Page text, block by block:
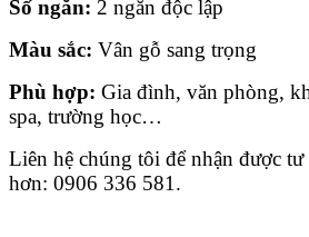
Số ngăn: 2 ngăn độc lập
Màu sắc: Vân gỗ sang trọng
Phù hợp: Gia đình, văn phòng,
spa, trường học…
Liên hệ chúng tôi để nhận được tư
hơn: 0906 336 581.